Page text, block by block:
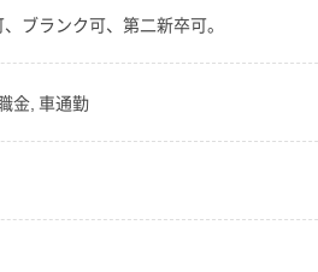
ブランク可、第二新卒可。
金, 車通勤